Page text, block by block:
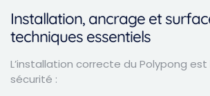
Installation, ancrage et
techniques essentiels
L’installation correcte du Polypong
sécurité :